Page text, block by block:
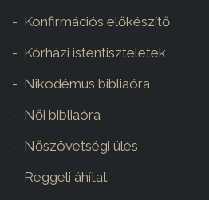
Konfirmációs előkészítő
Kórházi istentiszteletek
Nikodémus bibliaóra
Női bibliaóra
Nőszövetségi ülés
Reggeli áhítat